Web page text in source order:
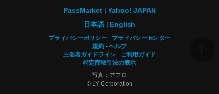
PassMarket
Yahoo! JAPAN
日本語
English
プライバシーポリシー
プライバシーセンター
規約
ヘルプ
主催者ガイドライン
ご利用ガイド
特定商取引法の表示
写真：アフロ
© LY Corporation